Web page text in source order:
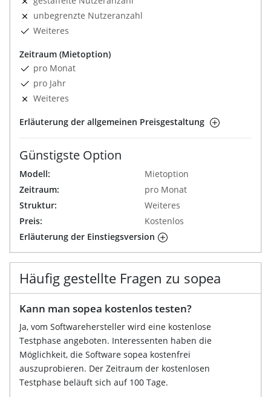
unbegrenzte Nutzeranzahl
Weiteres
Zeitraum (Mietoption)
pro Monat
pro Jahr
Weiteres
Erläuterung der allgemeinen Preisgestaltung
Günstigste Option
Modell:
Mietoption
Zeitraum:
pro Monat
Struktur:
Weiteres
Preis:
Kostenlos
Erläuterung der Einstiegsversion
Häufig gestellte Fragen zu sopea
Kann man sopea kostenlos testen?
Ja, vom Softwarehersteller wird eine kostenlose
Testphase angeboten. Interessenten haben die
Möglichkeit, die Software sopea kostenfrei
auszuprobieren. Der Zeitraum der kostenlosen
Testphase beläuft sich auf 100 Tage.